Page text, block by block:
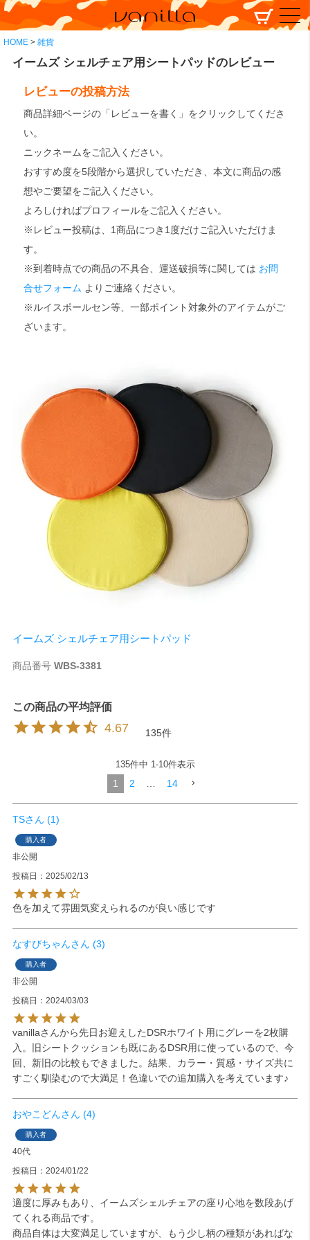
HOME 雑貨
イームズ シェルチェア用シートパッドのレビュー
レビューの投稿方法
商品詳細ページの「レビューを書く」をクリックしてくださ
い。
ニックネームをご記入ください。
おすすめ度を5段階から選択していただき、本文に商品の感
想やご要望をご記入ください。
よろしければプロフィールをご記入ください。
※レビュー投稿は、1商品につき1度だけご記入いただけま
す。
※到着時点での商品の不具合、運送破損等に関しては お問
合せフォーム よりご連絡ください。
※ルイスポールセン等、一部ポイント対象外のアイテムがご
ざいます。
イームズ シェルチェア用シートパッド
商品番号 WBS-3381
4.67 135
135件中 1-10件表示
1 2 14
TS 1
購入者
非公開
投稿日
2025/02/13
色を加えて雰囲気変えられるのが良い感じです
なすびちゃん 3
購入者
非公開
投稿日
2024/03/03
vanillaさんから先日お迎えしたDSRホワイト用にグレーを2枚購
入。旧シートクッションも既にあるDSR用に使っているので、今
回、新旧の比較もできました。結果、カラー・質感・サイズ共に
すごく馴染むので大満足！色違いでの追加購入を考えています♪
おやこどん 4
購入者
40代
投稿日
2024/01/22
適度に厚みもあり、イームズシェルチェアの座り心地を数段あげ
てくれる商品です。
商品自体は大変満足していますが、もう少し柄の種類があればな